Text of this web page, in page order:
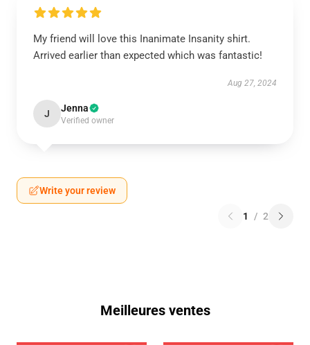
My friend will love this Inanimate Insanity shirt.
Arrived earlier than expected which was fantastic!
Aug 27, 2024
J Jenna
Verified owner
Write your review
1 / 2
Meilleures ventes